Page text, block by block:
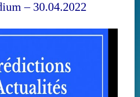
– 30.04.2022